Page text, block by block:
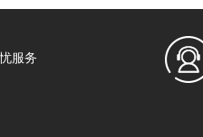
服务